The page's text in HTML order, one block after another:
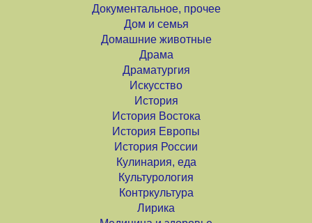
Документальное, прочее
Дом и семья
Домашние животные
Драма
Драматургия
Искусство
История
История Востока
История Европы
История России
Кулинария, еда
Культурология
Контркультура
Лирика